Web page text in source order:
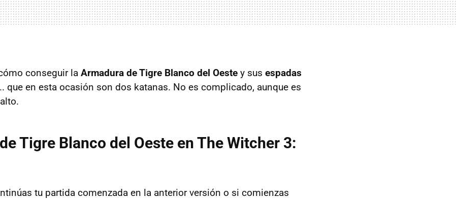
conseguir la Armadura de Tigre Blanco del Oeste y sus espadas
que en esta ocasión son dos katanas. No es complicado, aunque es
Tigre Blanco del Oeste en The Witcher 3:
tu partida comenzada en la anterior versión o si comienzas